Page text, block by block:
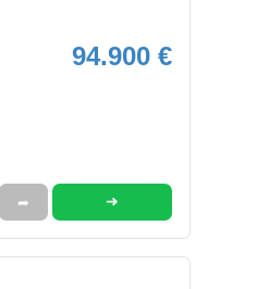
94.900 €
➦ ➜